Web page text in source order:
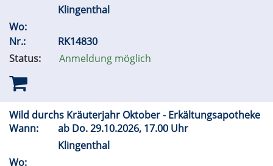
Klingenthal
Wo:
Nr.:
RK14830
Status:
Anmeldung möglich
Wild durchs Kräuterjahr Oktober - Erkältungsapotheke
Wann:
ab Do.29.10.2026, 17.00 Uhr
Klingenthal
Wo: